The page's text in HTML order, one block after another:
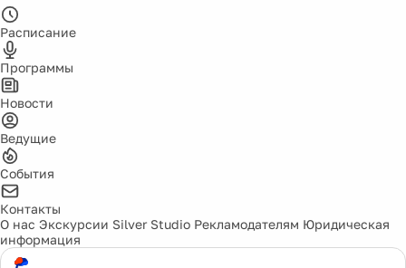
Расписание
Программы
Новости
Ведущие
События
Контакты
О нас Экскурсии Silver Studio Рекламодателям Юридическая
информация